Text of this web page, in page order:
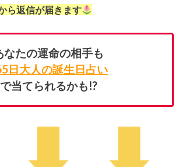
ら返信が届きます
なたの運命の相手も
日大人の誕生日占い
で当てられるかも!?